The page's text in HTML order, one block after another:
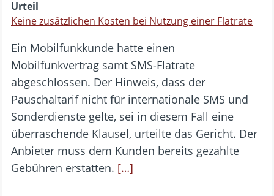
Urteil
Keine zusätzlichen Kosten bei Nutzung einer Flatrate
Ein Mobilfunkkunde hatte einen
Mobilfunkvertrag samt SMS-Flatrate
abgeschlossen. Der Hinweis, dass der
Pauschaltarif nicht für internationale SMS und
Sonderdienste gelte, sei in diesem Fall eine
überraschende Klausel, urteilte das Gericht. Der
Anbieter muss dem Kunden bereits gezahlte
Gebühren erstatten. […]